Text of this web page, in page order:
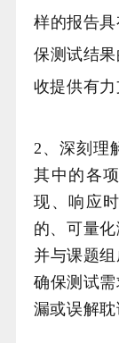
样的报告
保测试结
收提供有力
2、深刻理
其中的各
现、响应
的、可量化
并与课题
确保测试
漏或误解耽